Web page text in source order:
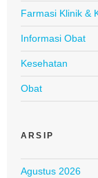
Farmasi Klinik &
Informasi Obat
Kesehatan
Obat
ARSIP
Agustus 2026